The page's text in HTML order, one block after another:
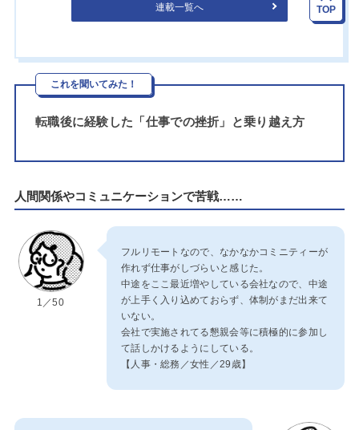
連載一覧へ
これを聞いてみた！
転職後に経験した「仕事での挫折」と乗り越え方
人間関係やコミュニケーションで苦戦……
1／50
フルリモートなので、なかなかコミニティーが
作れず仕事がしづらいと感じた。
中途をここ最近増やしている会社なので、中途
が上手く入り込めておらず、体制がまだ出来て
いない。
会社で実施されてる懇親会等に積極的に参加し
て話しかけるようにしている。
【人事・総務／女性／29歳】
TOP